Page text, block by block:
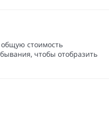
стоимость
чтобы отобразить